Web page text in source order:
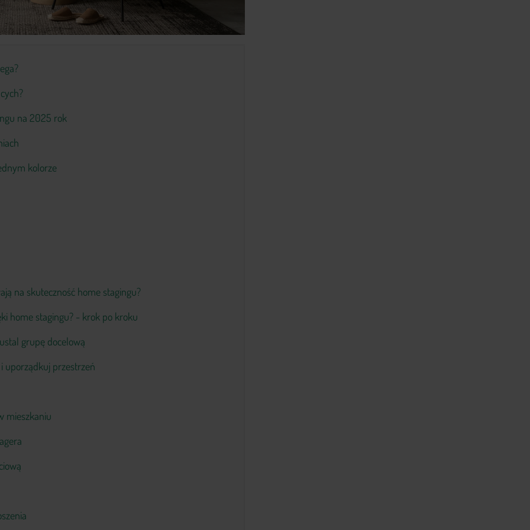
na 2025 rok
kolorze
na skuteczność home stagingu?
home stagingu? - krok po kroku
grupę docelową
uporządkuj przestrzeń
mieszkaniu